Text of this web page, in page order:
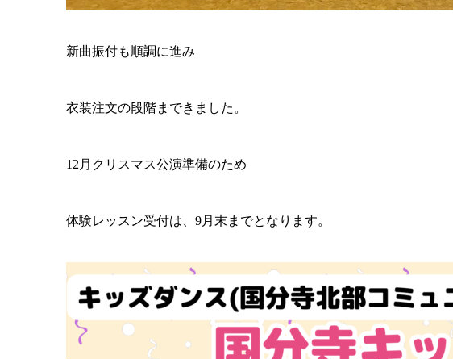
新曲振付も順調に進み
衣装注文の段階まできました。
12月クリスマス公演準備のため
体験レッスン受付は、9月末までとなります。